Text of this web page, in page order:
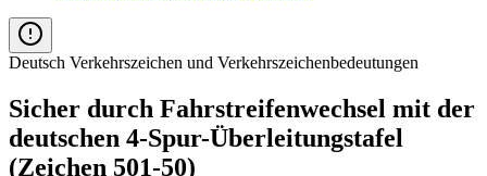
Deutsch Verkehrszeichen und Verkehrszeichenbedeutungen
Sicher durch Fahrstreifen­wechsel mit der
deutschen 4-Spur-Überleitungstafel
(Zeichen 501-50)